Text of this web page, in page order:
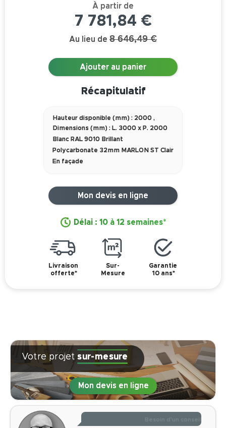
7 781,84 €
Au lieu de 8 646,49 €
Ajouter au panier
Récapitulatif
Hauteur disponible (mm) : 2000 ,
Dimensions (mm) : L. 3000 x P. 2000
Blanc RAL 9010 Brillant
Polycarbonate 32mm MARLON ST Clair
En façade
Mon devis en ligne
Délai : 10 à 12 semaines*
Livraison
offerte*
Sur-
Mesure
Garantie
10 ans*
Votre projetsur-mesure
Mon devis en ligne